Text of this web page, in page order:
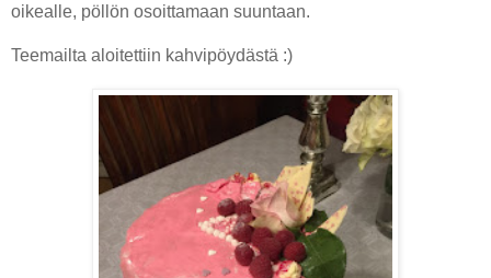
oikealle, pöllön osoittamaan suuntaan.
Teemailta aloitettiin kahvipöydästä :)